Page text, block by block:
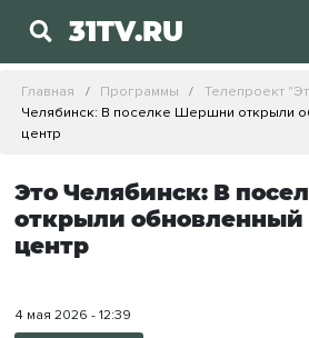
31TV.RU
Главная Программы Телепроект
Челябинск: В поселке Шершни открыли
центр
Это Челябинск: В
открыли обновленный
центр
4 мая 2026 - 12:39